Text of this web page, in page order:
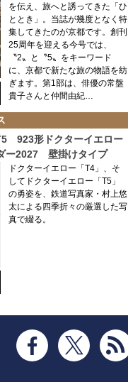
を伝え、旅へと誘ってきた「ひ
ととき」。当誌が幾度となく特
集してきたのが京都です。創刊
25周年を迎える今号では、
〝2〟と〝5〟をキーワード
に、京都で新たな旅の物語を紡
ぎます。第1部は、俳優の常盤
貴子さんと仲間由紀…
923形ドクターイエロー
ー2027 壁掛けタイプ
ドクターイエロー「T4」、そ
してドクターイエロー「T5」
の勇姿を、鉄道写真家・村上悠
太による四季折々の厳選した写
真で綴る。